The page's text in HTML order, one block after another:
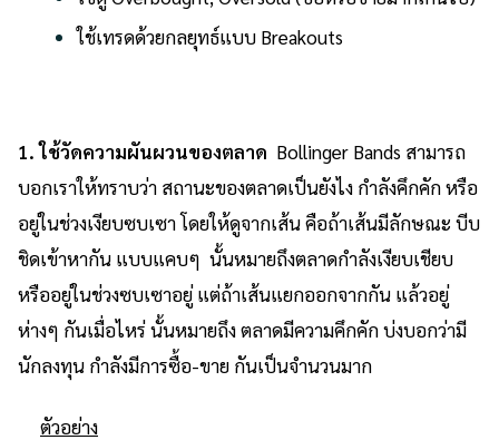
ใช้เทรดด้วยกลยุทธ์แบบ Breakouts
1. ใช้วัดความผันผวนของตลาด Bollinger Bands สามารถ
บอกเราให้ทราบว่า สถานะของตลาดเป็นยังไง กำลังคึกคัก หรือ
อยู่ในช่วงเงียบซบเซา โดยให้ดูจากเส้น คือถ้าเส้นมีลักษณะ บีบ
ชิดเข้าหากัน แบบแคบๆ นั้นหมายถึงตลาดกำลังเงียบเชียบ
หรืออยู่ในช่วงซบเซาอยู่ แต่ถ้าเส้นแยกออกจากกัน แล้วอยู่
ห่างๆ กันเมื่อไหร่ นั้นหมายถึง ตลาดมีความคึกคัก บ่งบอกว่ามี
นักลงทุน กำลังมีการซื้อ-ขาย กันเป็นจำนวนมาก
ตัวอย่าง